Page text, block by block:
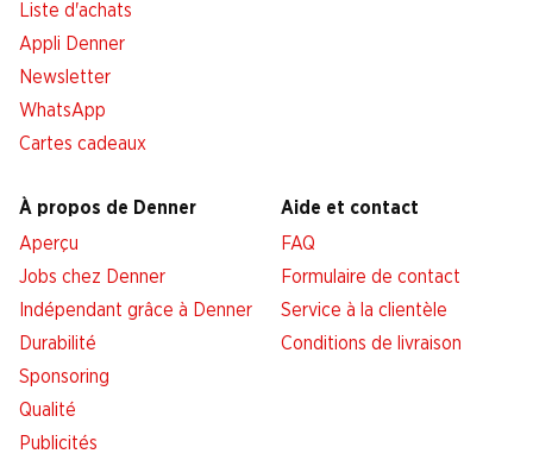
Liste d'achats
Appli Denner
Newsletter
WhatsApp
Cartes cadeaux
À propos de Denner
Aperçu
Jobs chez Denner
Indépendant grâce à Denner
Durabilité
Sponsoring
Qualité
Publicités
Aide et contact
FAQ
Formulaire de contact
Service à la clientèle
Conditions de livraison